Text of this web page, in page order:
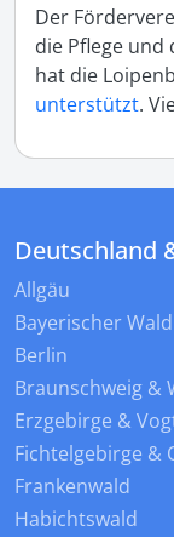
Der
die Pflege und
hat die
unterstützt.
Deutschland
Allgäu
Bayerischer Wald
Berlin
Braunschweig &
Erzgebirge &
Fichtelgebirge &
Frankenwald
Habichtswald